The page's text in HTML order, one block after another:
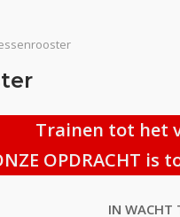
Trainen tot het
OPDRACHT
IN WACHT